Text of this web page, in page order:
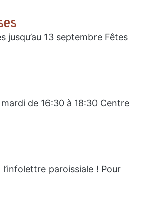
jusqu’au 13 septembre Fêtes
de 16:30 à 18:30 Centre
paroissiale ! Pour